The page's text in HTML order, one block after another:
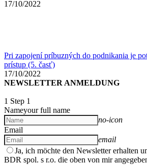
17/10/2022
Pri zapojení príbuzných do podnikania je
prístup (5. časť)
17/10/2022
NEWSLETTER ANMELDUNG
1 Step 1
Nameyour full name
no-icon
Email
email
Ja, ich möchte den Newsletter erhalten
BDR spol. s r.o. die oben von mir